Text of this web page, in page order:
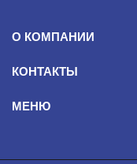
О КОМПАНИИ
КОНТАКТЫ
МЕНЮ